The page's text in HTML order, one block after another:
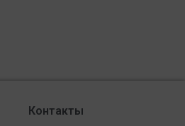
Контакты